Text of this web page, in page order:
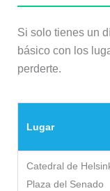
Si solo tienes un
básico con los
perderte.
Lugar
Catedral de
Plaza del Senado